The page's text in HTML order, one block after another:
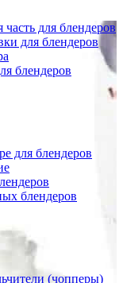
для блендеров
для блендеров
блендеров
для блендеров
блендеров
(чопперы)